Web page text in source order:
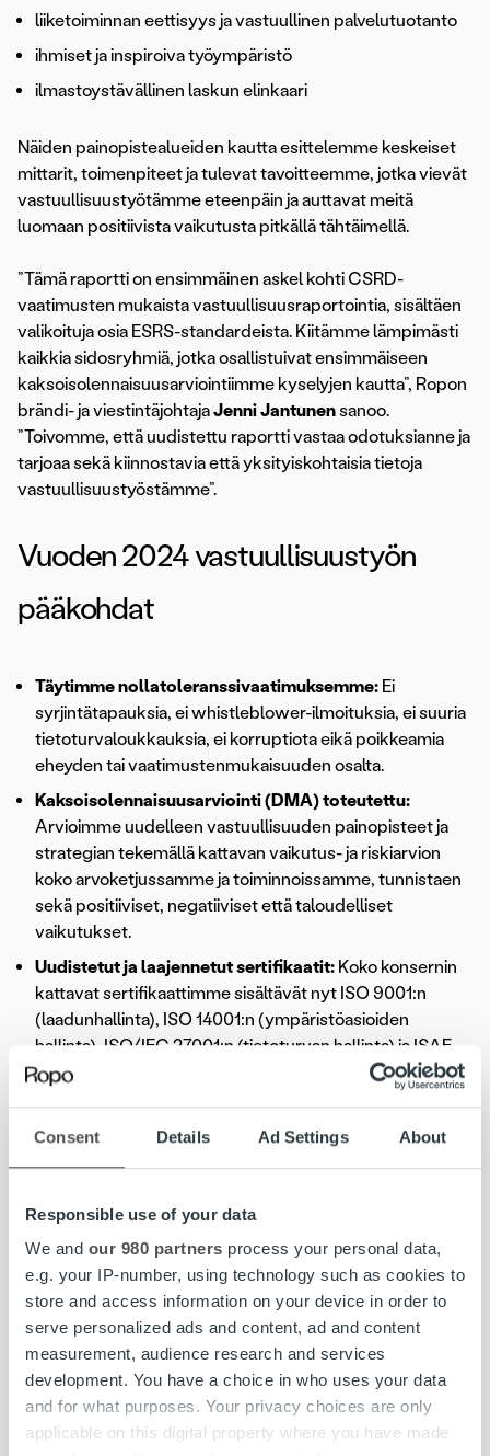
Consent Details Ad Settings About
Responsible use of your data
We and our 980 partners process your personal data,
e.g. your IP-number, using technology such as cookies to
store and access information on your device in order to
serve personalized ads and content, ad and content
measurement, audience research and services
development. You have a choice in who uses your data
and for what purposes. Your privacy choices are only
applicable on this digital property where you have made
liiketoiminnan eettisyys ja vastuullinen palvelutuotanto
ihmiset ja inspiroiva työympäristö
ilmastoystävällinen laskun elinkaari
Näiden painopistealueiden kautta esittelemme keskeiset
mittarit, toimenpiteet ja tulevat tavoitteemme, jotka vievät
vastuullisuustyötämme eteenpäin ja auttavat meitä
luomaan positiivista vaikutusta pitkällä tähtäimellä.
”Tämä raportti on ensimmäinen askel kohti CSRD-
vaatimusten mukaista vastuullisuusraportointia, sisältäen
valikoituja osia ESRS-standardeista. Kiitämme lämpimästi
kaikkia sidosryhmiä, jotka osallistuivat ensimmäiseen
kaksoisolennaisuusarviointiimme kyselyjen kautta”, Ropon
brändi- ja viestintäjohtajaJenni Jantunensanoo.
”Toivomme, että uudistettu raportti vastaa odotuksianne ja
tarjoaa sekä kiinnostavia että yksityiskohtaisia tietoja
vastuullisuustyöstämme”.
Vuoden 2024 vastuullisuustyön
pääkohdat
Täytimme nollatoleranssivaatimuksemme: Ei
syrjintätapauksia, ei whistleblower-ilmoituksia, ei suuria
tietoturvaloukkauksia, ei korruptiota eikä poikkeamia
eheyden tai vaatimustenmukaisuuden osalta.
Kaksoisolennaisuusarviointi (DMA) toteutettu:
Arvioimme uudelleen vastuullisuuden painopisteet ja
strategian tekemällä kattavan vaikutus- ja riskiarvion
koko arvoketjussamme ja toiminnoissamme, tunnistaen
sekä positiiviset, negatiiviset että taloudelliset
vaikutukset.
Uudistetut ja laajennetut sertifikaatit: Koko konsernin
kattavat sertifikaattimme sisältävät nyt ISO 9001:n
(laadunhallinta), ISO 14001:n (ympäristöasioiden
hallinta), ISO/IEC 27001:n (tietoturvan hallinta) ja ISAE
3402 Type II:n (varmennus).
MyRopoa on kehitetty laskujen ja maksujen käsittelyn
parantamiseksi:käyttökokemusta, saavutettavuutta ja
Ylitimme käyttöaikalupauksemme:
suunnittelemattomia palvelukatkoja, jotka olisivat
vaikuttaneet Ropo Onen™ tai MyRopon saatavuuteen.
Lisätty läpinäkyvyyttä palkkatasa-arvossa:
Sukupuolten välisiä palkkaeroja koskeva raportointi
otettiin käyttöön ensimmäistä kertaa.
Sukupuoli-identiteettien moninaisuus huomioitu:
monimuotoisille sukupuoli-identiteeteille on otettu